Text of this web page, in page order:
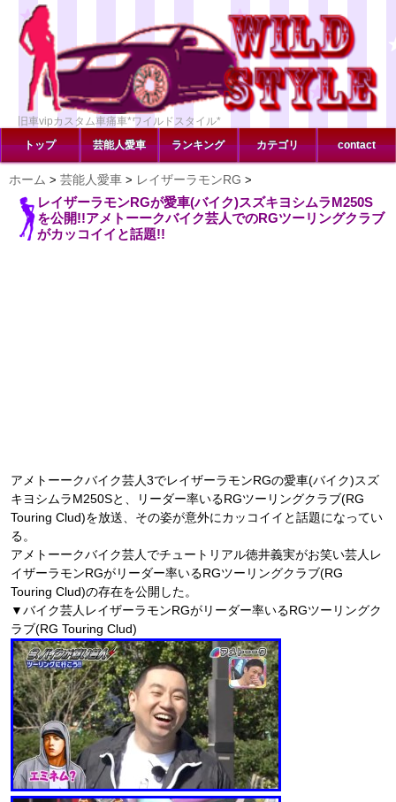
旧車vipカスタム車痛車*ワイルドスタイル*
トップ
芸能人愛車 ランキング カテゴリ contact
ホーム > 芸能人愛車 > レイザーラモンRG >
レイザーラモンRGが愛車(バイク)スズキヨシムラM250S
を公開!!アメトーークバイク芸人でのRGツーリングクラブ
がカッコイイと話題!!
アメトーークバイク芸人3でレイザーラモンRGの愛車(バイク)スズ
キヨシムラM250Sと、リーダー率いるRGツーリングクラブ(RG
Touring Clud)を放送、その姿が意外にカッコイイと話題になってい
る。
アメトーークバイク芸人でチュートリアル徳井義実がお笑い芸人レ
イザーラモンRGがリーダー率いるRGツーリングクラブ(RG
Touring Clud)の存在を公開した。
▼バイク芸人レイザーラモンRGがリーダー率いるRGツーリングク
ラブ(RG Touring Clud)